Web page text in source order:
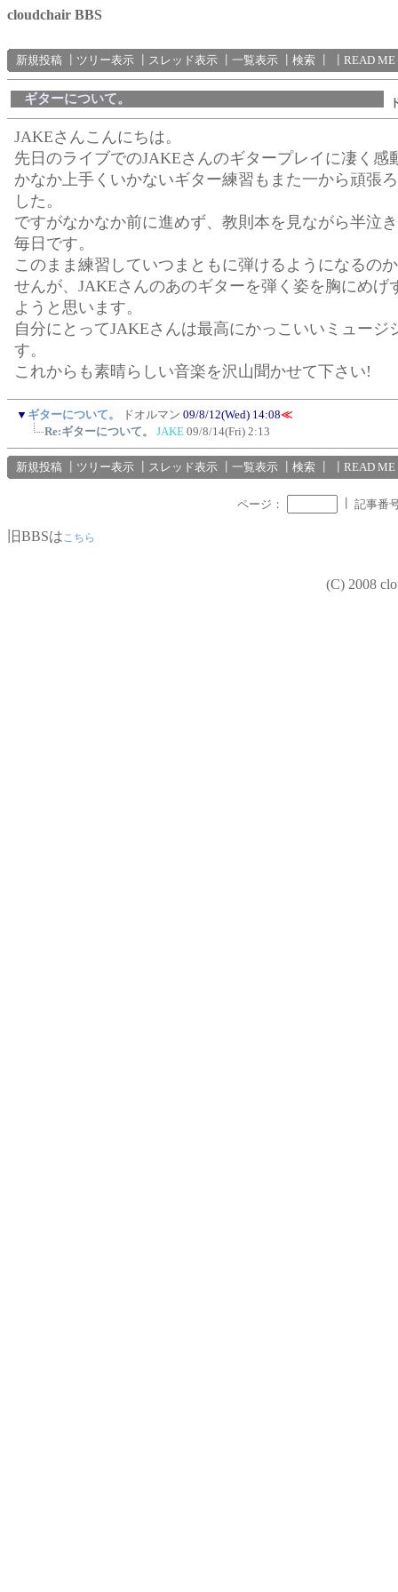
cloudchair BBS
新規投稿 ツリー表示 スレッド表示 一覧表示 検索 READ ME
ギターについて。
JAKEさんこんにちは。
先日のライブでのJAKEさんのギタープレイに凄く感
かなか上手くいかないギター練習もまた一から頑張
した。
ですがなかなか前に進めず、教則本を見ながら半泣
毎日です。
このまま練習していつまともに弾けるようになるの
せんが、JAKEさんのあのギターを弾く姿を胸にめげ
ようと思います。
自分にとってJAKEさんは最高にかっこいいミュージ
す。
これからも素晴らしい音楽を沢山聞かせて下さい!
▼ ギターについて。 ドオルマン 09/8/12(Wed) 14:08≪
Re:ギターについて。
JAKE 09/8/14(Fri) 2:13
新規投稿 ツリー表示 スレッド表示 一覧表示 検索 READ ME
ページ： 記事番
旧BBSは こちら
(C) 2008